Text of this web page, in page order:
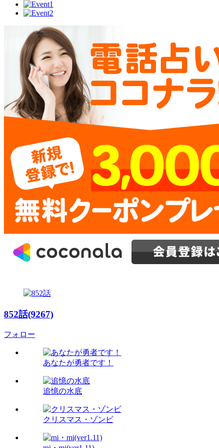
852話(9267)
フォロー
あなたが勇者です！
追憶の水底
クリスマス・ゾンビ